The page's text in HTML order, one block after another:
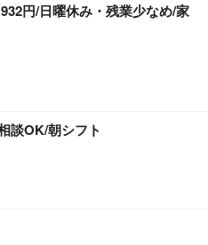
円/日曜休み・残業少なめ/家
談OK/朝シフト